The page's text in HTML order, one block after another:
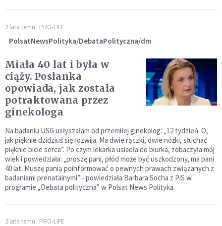
2 lata temu PRO-LIFE
PolsatNewsPolityka/DebataPolityczna/dm
Miała 40 lat i była w
ciąży. Posłanka
opowiada, jak została
potraktowana przez
ginekologa
Na badaniu USG usłyszałam od przemiłej ginekolog: „12 tydzień. O,
jak pięknie dzidziuś się rozwija. Ma dwie rączki, dwie nóżki, słuchać
pięknie bicie serca”. Po czym lekarka usiadła do biurka, zobaczyła mój
wiek i powiedziała: „proszę pani, płód może być uszkodzony, ma pani
40 lat. Muszę panią poinformować o pewnych prawach związanych z
badaniami prenatalnymi” - powiedziała Barbara Socha z PiS w
programie „Debata polityczna” w Polsat News Polityka.
2 lata temu PRO-LIFE